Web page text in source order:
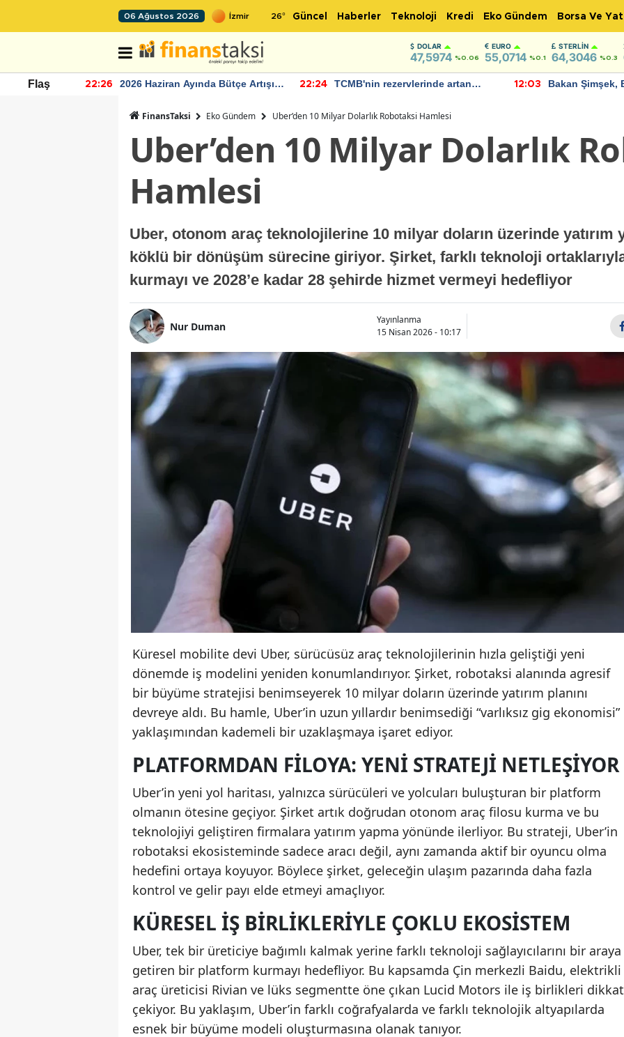
06 Ağustos 2026 26° Güncel Haberler Teknoloji Kredi Eko Gündem Borsa Ve
DOLAR
47,5974 %0.06
EURO
55,0714 %0.1
STERLIN
64,3046 %0.3
Flaş 22:26
2026 Haziran Ayında Bütçe Artışı
22:24
TCMB'nin rezervlerinde artan
12:03
Bakan Şimşek,
FinansTaksi Eko Gündem Uber’den 10 Milyar Dolarlık Robotaksi Hamlesi
Uber’den 10 Milyar Dolarlık
Hamlesi
Uber, otonom araç teknolojilerine 10 milyar doların üzerinde yatırım
köklü bir dönüşüm sürecine giriyor. Şirket, farklı teknoloji
kurmayı ve 2028’e kadar 28 şehirde hizmet vermeyi hedefliyor
Nur Duman
Yayınlanma
15 Nisan 2026 - 10:17
Küresel mobilite devi Uber, sürücüsüz araç teknolojilerinin hızla geliştiği yeni
dönemde iş modelini yeniden konumlandırıyor. Şirket, robotaksi alanında agresif
bir büyüme stratejisi benimseyerek 10 milyar doların üzerinde yatırım planını
devreye aldı. Bu hamle, Uber’in uzun yıllardır benimsediği “varlıksız gig ekonomisi”
yaklaşımından kademeli bir uzaklaşmaya işaret ediyor.
PLATFORMDAN FILOYA: YENI STRATEJI NETLEŞIYOR
Uber’in yeni yol haritası, yalnızca sürücüleri ve yolcuları buluşturan bir platform
olmanın ötesine geçiyor. Şirket artık doğrudan otonom araç filosu kurma ve bu
teknolojiyi geliştiren firmalara yatırım yapma yönünde ilerliyor. Bu strateji, Uber’in
robotaksi ekosisteminde sadece aracı değil, aynı zamanda aktif bir oyuncu olma
hedefini ortaya koyuyor. Böylece şirket, geleceğin ulaşım pazarında daha fazla
kontrol ve gelir payı elde etmeyi amaçlıyor.
KÜRESEL İŞ BIRLIKLERIYLE ÇOKLU EKOSISTEM
Uber, tek bir üreticiye bağımlı kalmak yerine farklı teknoloji sağlayıcılarını bir araya
getiren bir platform kurmayı hedefliyor. Bu kapsamda Çin merkezli Baidu, elektrikli
araç üreticisi Rivian ve lüks segmentte öne çıkan Lucid Motors ile iş birlikleri dikkat
çekiyor. Bu yaklaşım, Uber’in farklı coğrafyalarda ve farklı teknolojik altyapılarda
esnek bir büyüme modeli oluşturmasına olanak tanıyor.